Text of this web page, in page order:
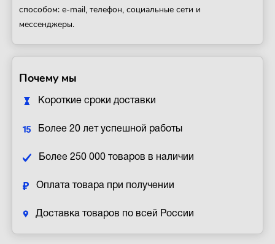
способом: e-mail, телефон, социальные сети и
мессенджеры.
Почему мы
Короткие сроки доставки
Более 20 лет успешной работы
Более 250 000 товаров в наличии
Оплата товара при получении
Доставка товаров по всей России